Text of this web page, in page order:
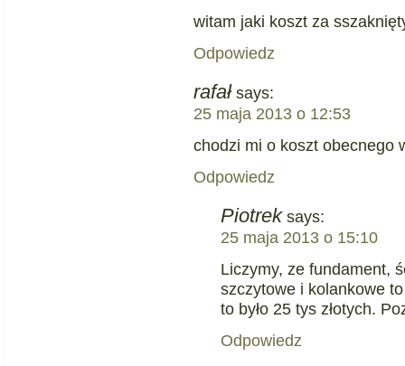
witam jaki koszt za
Odpowiedz
rafał says:
25 maja 2013 o 12:53
chodzi mi o koszt obecnego
Odpowiedz
Piotrek says:
25 maja 2013 o 15:10
Liczymy, ze fundament,
szczytowe i kolankowe
to było 25 tys złotych.
Odpowiedz